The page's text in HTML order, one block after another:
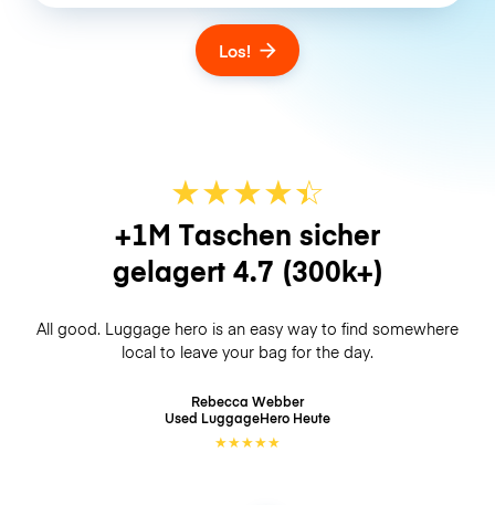
Los!
★★★★☆
★
+1M Taschen sicher
gelagert 4.7 (300k+)
All good. Luggage hero is an easy way to find somewhere
local to leave your bag for the day.
Rebecca Webber
Used LuggageHero Heute
★★★★★